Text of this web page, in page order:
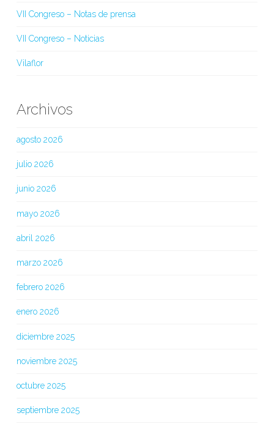
VII Congreso – Notas de prensa
VII Congreso – Noticias
Vilaflor
Archivos
agosto 2026
julio 2026
junio 2026
mayo 2026
abril 2026
marzo 2026
febrero 2026
enero 2026
diciembre 2025
noviembre 2025
octubre 2025
septiembre 2025